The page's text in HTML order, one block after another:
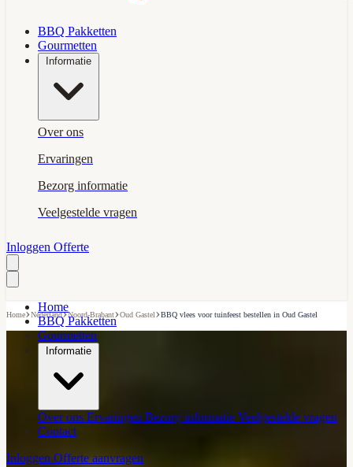
BBQ Pakketten
Gourmetten
Informatie
Over ons
Ervaringen
Bezorg informatie
Veelgestelde vragen
Inloggen Offerte
Home
BBQ Pakketten
Gourmetten
Informatie
Over ons Ervaringen Bezorg informatie Veelgestelde vragen
Contact
Inloggen Offerte aanvragen
Home›Nederland›Noord-Brabant›Oud Gastel›BBQ vlees voor tuinfeest bestellen in Oud Gastel